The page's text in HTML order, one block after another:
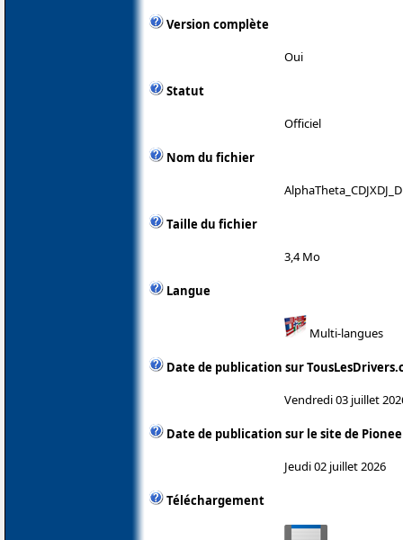
Version complète
Oui
Statut
Officiel
Nom du fichier
Taille du fichier
3,4 Mo
Langue
Multi-langues
Date de publication sur
Vendredi 03 juillet
Date de publication sur le site de
Jeudi 02 juillet 2026
Téléchargement